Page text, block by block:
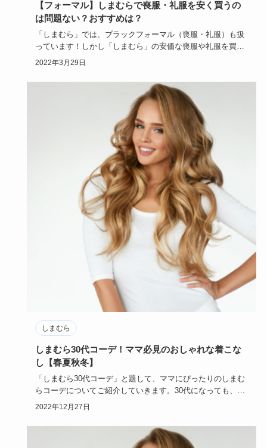
【フォーマル】しまむらで喪服・礼服を安く買うの
は問題ない？おすすめは？
「しまむら」では、ブラックフォーマル（喪服・礼服）も扱
っています！しかし「しまむら」の安価な喪服や礼服を買う
のは本当にアリ…
2022年3月29日
しまむら
しまむら30代コーデ！ママ必見のおしゃれな着こな
し【春夏秋冬】
「しまむら30代コーデ」と題して、ママにぴったりのしまむ
らコーデについてご紹介していきます。30代になっても、マ
マになって…
2022年12月27日